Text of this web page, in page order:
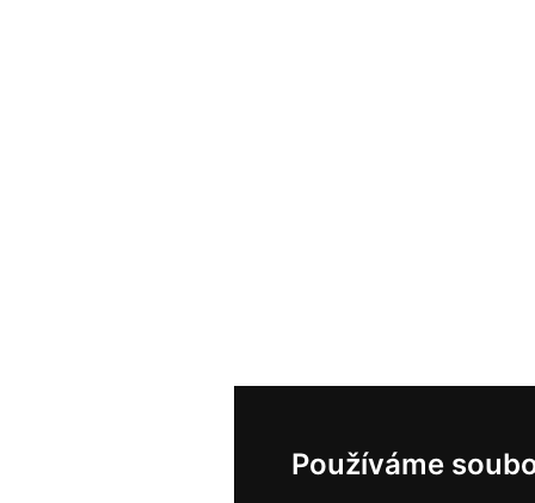
Používáme